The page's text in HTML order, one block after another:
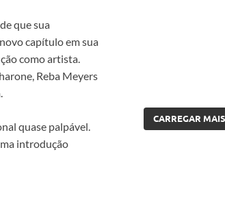
que sua
capítulo em sua
como artista.
Reba Meyers
quase palpável.
introdução
CARREGAR MAIS